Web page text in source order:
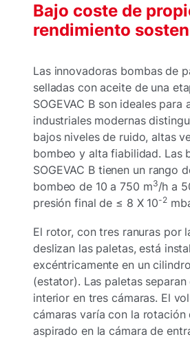
Bajo coste de
rendimiento
Las innovadoras bombas de
selladas con aceite de una
SOGEVAC B son ideales para
industriales modernas
bajos niveles de ruido, altas
bombeo y alta fiabilidad. Las
SOGEVAC B tienen un rango
bombeo de 10 a 750 m3/h a
presión final de ≤ 8 X 10-2
El rotor, con tres ranuras por
deslizan las paletas, está
excéntricamente en un
(estator). Las paletas separan
interior en tres cámaras. El
cámaras varía con la rotación
aspirado en la cámara de